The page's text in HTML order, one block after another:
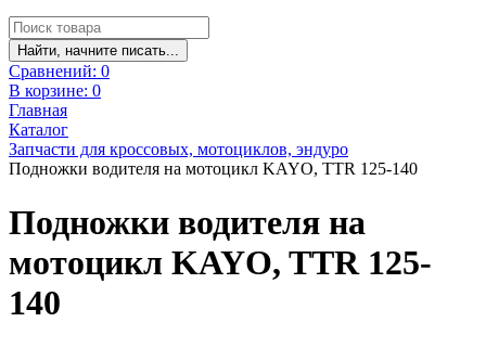
Найти, начните писать...
Сравнений: 0
В корзине: 0
Главная
Каталог
Запчасти для кроссовых, мотоциклов, эндуро
Подножки водителя на мотоцикл KAYO, TTR 125-140
Подножки водителя на
мотоцикл KAYO, TTR 125-
140